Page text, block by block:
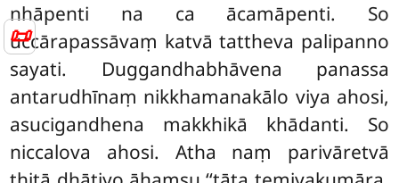
📜
nhāpenti na ca ācamāpenti. So
uccārapassāvaṃ katvā tattheva palipanno
sayati. Duggandhabhāvena panassa
antarudhīnaṃ nikkhamanakālo viya ahosi,
asucigandhena makkhikā khādanti. So
niccalova ahosi. Atha naṃ parivāretvā